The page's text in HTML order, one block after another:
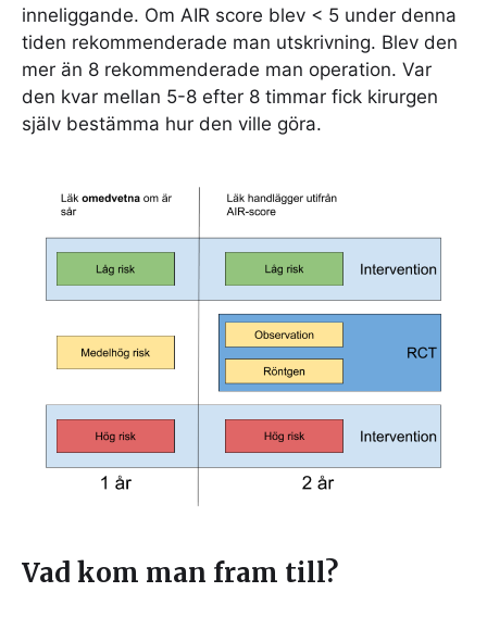
inneliggande. Om AIR score blev < 5 under denna
tiden rekommenderade man utskrivning. Blev den
mer än 8 rekommenderade man operation. Var
den kvar mellan 5-8 efter 8 timmar fick kirurgen
själv bestämma hur den ville göra.
Vad kom man fram till?